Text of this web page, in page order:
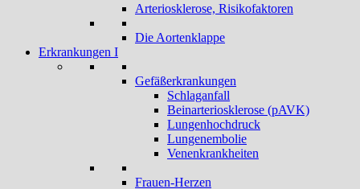
Arteriosklerose, Risikofaktoren
Die Aortenklappe
Erkrankungen I
Gefäßerkrankungen
Schlaganfall
Beinarteriosklerose (pAVK)
Lungenhochdruck
Lungenembolie
Venenkrankheiten
Frauen-Herzen